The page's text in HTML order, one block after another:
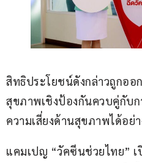
สิทธิประโยชน์ดังกล่าวถูกอ
สุขภาพเชิงป้องกันควบคู่กับ
ความเสี่ยงด้านสุขภาพได้อย่
แคมเปญ “วัคซีนช่วยไทย”